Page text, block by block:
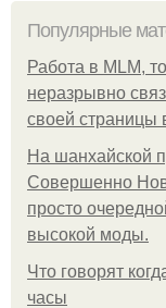
Популярные
Работа в MLM,
неразрывно
своей страницы
На шанхайской
Совершенно
просто
высокой моды.
Что говорят
часы